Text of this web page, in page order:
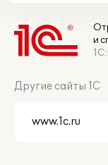
и
Другие сайты 1С